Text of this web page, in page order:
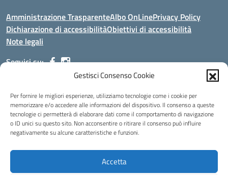
Gestisci Consenso Cookie
Per fornire le migliori esperienze, utilizziamo tecnologie come i cookie per
memorizzare e/o accedere alle informazioni del dispositivo. Il consenso a queste
tecnologie ci permetterà di elaborare dati come il comportamento di navigazione
o ID unici su questo sito. Non acconsentire o ritirare il consenso può influire
negativamente su alcune caratteristiche e funzioni.
Accetta
Amministrazione TrasparenteAlbo OnLinePrivacy Policy
Dichiarazione di accessibilitàObiettivi di accessibilità
Note legali
Seguici su:
Indirizzo:Via Malagrida, 3 - 22017 Menaggio (CO)
Centralino:+39 0344.32.539 Email:cois00100g@istruzione.it
Posta elettronica certificata (PEC):cois00100g@pec.istruzione.it
Codice fiscale: 84004690131
Codice Indice delle Pubbliche Amministrazioni (IPA): istsc_cois00100g
Codice unico di fatturazione (CUF): UFMDNA